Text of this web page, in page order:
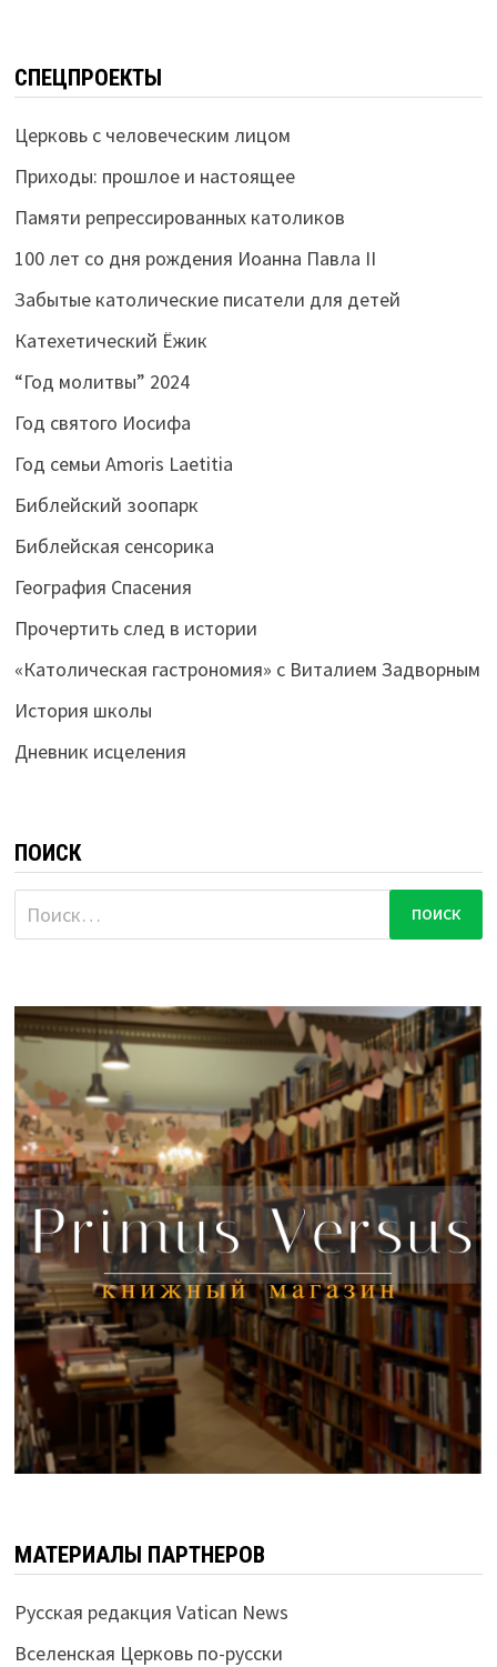
СПЕЦПРОЕКТЫ
Церковь с человеческим лицом
Приходы: прошлое и настоящее
Памяти репрессированных католиков
100 лет со дня рождения Иоанна Павла II
Забытые католические писатели для детей
Катехетический Ёжик
“Год молитвы” 2024
Год святого Иосифа
Год семьи Amoris Laetitia
Библейский зоопарк
Библейская сенсорика
География Спасения
Прочертить след в истории
«Католическая гастрономия» с Виталием Задворным
История школы
Дневник исцеления
ПОИСК
Найти:
МАТЕРИАЛЫ ПАРТНЕРОВ
Русская редакция Vatican News
Вселенская Церковь по-русски